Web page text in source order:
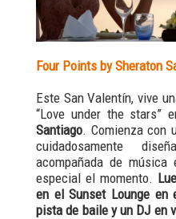
Four Points by Sheraton
Este San Valentín, vive
“Love under the stars”
Santiago. Comienza con
cuidadosamente
acompañada de
especial el momento.
en el Sunset Lounge en
pista de baile y un DJ en